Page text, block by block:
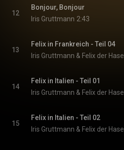
12
Bonjour, Bonjour
Iris Gruttmann 2:43
13
Felix in Frankreich - Teil 04
Iris Gruttmann & Felix der Hase
14
Felix in Italien - Teil 01
Iris Gruttmann & Felix der Hase
15
Felix in Italien - Teil 02
Iris Gruttmann & Felix der Hase